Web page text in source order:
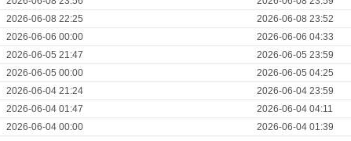
2026-06-08 22:25 2026-06-08 23:52
2026-06-06 00:00 2026-06-06 04:33
2026-06-05 21:47 2026-06-05 23:59
2026-06-05 00:00 2026-06-05 04:25
2026-06-04 21:24 2026-06-04 23:59
2026-06-04 01:47 2026-06-04 04:11
2026-06-04 00:00 2026-06-04 01:39